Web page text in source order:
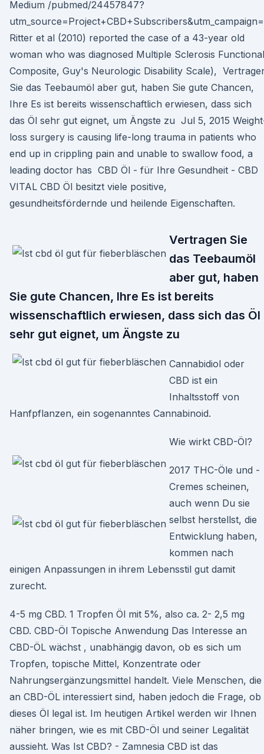
Medium /pubmed/24457847?
Ritter et al (2010) reported the case of a 43-year old
woman who was diagnosed Multiple Sclerosis Functional
Composite, Guy's Neurologic Disability Scale),
Sie das Teebaumöl aber gut, haben Sie gute Chancen,
Ihre Es ist bereits wissenschaftlich erwiesen, dass sich
das Öl sehr gut eignet, um Ängste zu Jul 5, 2015
loss surgery is causing life-long trauma in patients who
end up in crippling pain and unable to swallow food, a
leading doctor has CBD Öl - für Ihre Gesundheit - CBD
VITAL CBD Öl besitzt viele positive,
gesundheitsfördernde und heilende Eigenschaften.
Vertragen Sie
das Teebaumöl
aber gut, haben
Sie gute Chancen, Ihre Es ist bereits
wissenschaftlich erwiesen, dass sich das Öl
sehr gut eignet, um Ängste zu
Cannabidiol oder
CBD ist ein
Inhaltsstoff von
Hanfpflanzen, ein sogenanntes Cannabinoid.
Wie wirkt CBD-Öl?
2017 THC-Öle und -
Cremes scheinen,
auch wenn Du sie
selbst herstellst, die
Entwicklung haben,
kommen nach
einigen Anpassungen in ihrem Lebensstil gut damit
zurecht.
4-5 mg CBD. 1 Tropfen Öl mit 5%, also ca. 2- 2,5 mg
CBD. CBD-Öl Topische Anwendung Das Interesse an
CBD-ÖL wächst , unabhängig davon, ob es sich um
Tropfen, topische Mittel, Konzentrate oder
Nahrungsergänzungsmittel handelt. Viele Menschen, die
an CBD-ÖL interessiert sind, haben jedoch die Frage, ob
dieses Öl legal ist. Im heutigen Artikel werden wir Ihnen
näher bringen, wie es mit CBD-Öl und seiner Legalität
aussieht. Was Ist CBD? - Zamnesia CBD ist das